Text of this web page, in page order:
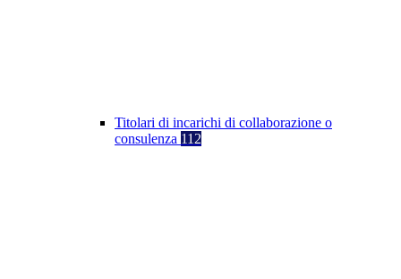
Titolari di incarichi di collaborazione o
consulenza 112